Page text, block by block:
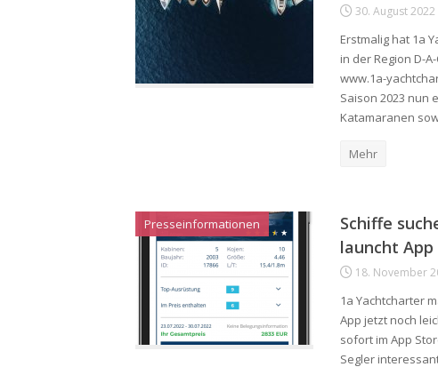
30. August 2022
Erstmalig hat 1a
in der Region D-
www.1a-
Saison 2023 nun
Katamaranen
Mehr
Presseinformationen
Schiffe
launcht App
18. November
1a Yachtcharter
App jetzt noch
sofort im App
Segler